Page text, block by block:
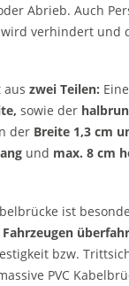
Abrieb. Auch
verhindert
aus zwei Teilen:
sowie der
der Breite 1,3 cm
und max. 8 cm
ist
Fahrzeugen
bzw.
PVC